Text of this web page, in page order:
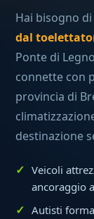
Hai bisogno
dal
Ponte di
connette con
provincia di
destinazione
Veicoli
ancoraggio
Autisti